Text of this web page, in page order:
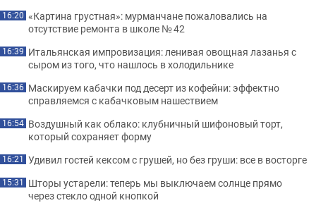
16:20 «Картина грустная»: мурманчане пожаловались на
отсутствие ремонта в школе № 42
16:39 Итальянская импровизация: ленивая овощная лазанья с
сыром из того, что нашлось в холодильнике
16:36 Маскируем кабачки под десерт из кофейни: эффектно
справляемся с кабачковым нашествием
16:54 Воздушный как облако: клубничный шифоновый торт,
который сохраняет форму
16:21 Удивил гостей кексом с грушей, но без груши: все в восторге
15:31 Шторы устарели: теперь мы выключаем солнце прямо
через стекло одной кнопкой